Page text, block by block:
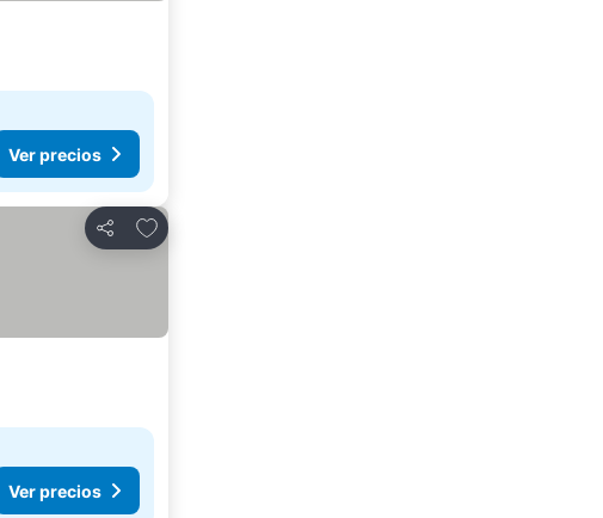
Ver precios
Compartir
Añadir a favoritos
Ver precios